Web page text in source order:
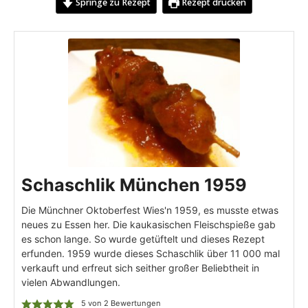
Schaschlik München 1959
Die Münchner Oktoberfest Wies'n 1959, es musste etwas
neues zu Essen her. Die kaukasischen Fleischspieße gab
es schon lange. So wurde getüftelt und dieses Rezept
erfunden. 1959 wurde dieses Schaschlik über 11 000 mal
verkauft und erfreut sich seither großer Beliebtheit in
vielen Abwandlungen.
5 von 2 Bewertungen